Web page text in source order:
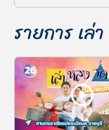
รายการ เล่